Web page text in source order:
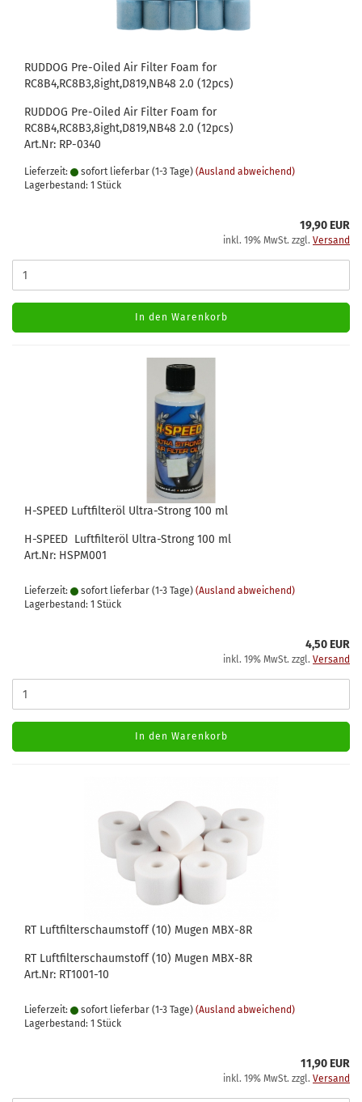
RUDDOG Pre-Oiled Air Filter Foam for
RC8B4,RC8B3,8ight,D819,NB48 2.0 (12pcs)
RUDDOG Pre-Oiled Air Filter Foam for
RC8B4,RC8B3,8ight,D819,NB48 2.0 (12pcs)
Art.Nr: RP-0340
Lieferzeit: sofort lieferbar (1-3 Tage) (Ausland abweichend)
Lagerbestand: 1 Stück
19,90 EUR
inkl. 19% MwSt. zzgl. Versand
In den Warenkorb
H-SPEED Luftfilteröl Ultra-Strong 100 ml
H-SPEED Luftfilteröl Ultra-Strong 100 ml
Art.Nr: HSPM001
Lieferzeit: sofort lieferbar (1-3 Tage) (Ausland abweichend)
Lagerbestand: 1 Stück
4,50 EUR
inkl. 19% MwSt. zzgl. Versand
In den Warenkorb
RT Luftfilterschaumstoff (10) Mugen MBX-8R
RT Luftfilterschaumstoff (10) Mugen MBX-8R
Art.Nr: RT1001-10
Lieferzeit: sofort lieferbar (1-3 Tage) (Ausland abweichend)
Lagerbestand: 1 Stück
11,90 EUR
inkl. 19% MwSt. zzgl. Versand